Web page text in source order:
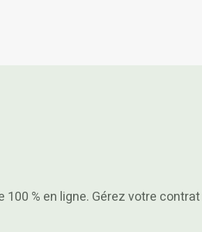
100 % en ligne. Gérez votre